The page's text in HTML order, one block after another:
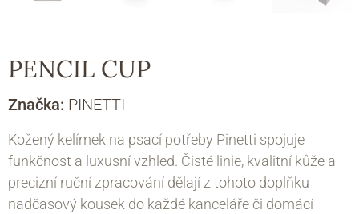
PENCIL CUP
Značka: PINETTI
Kožený kelímek na psací potřeby Pinetti spojuje
funkčnost a luxusní vzhled. Čisté linie, kvalitní kůže a
precizní ruční zpracování dělají z tohoto doplňku
nadčasový kousek do každé kanceláře či domácí